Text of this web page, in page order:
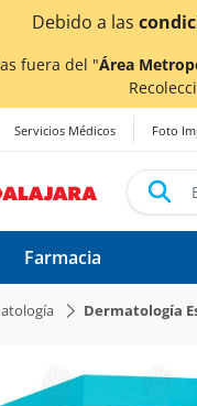
fuera del "Área
Servicios Médicos Foto
Farmacia
Dermatología